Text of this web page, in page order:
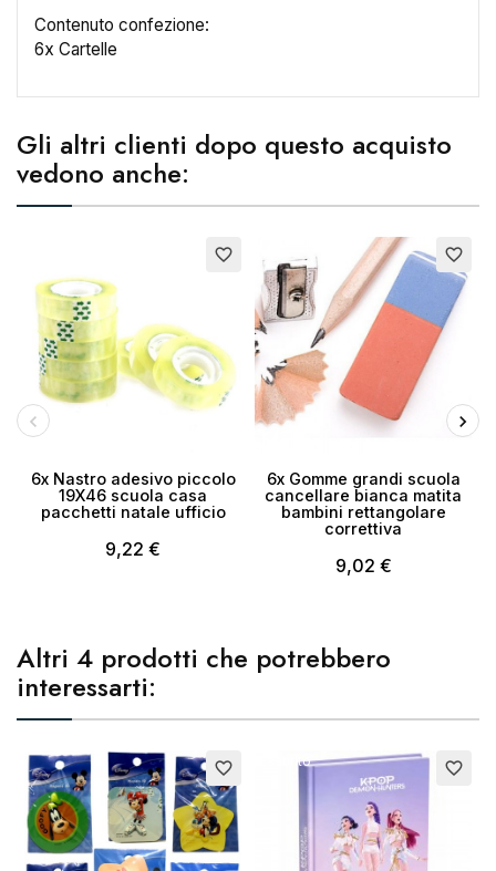
Contenuto confezione:
6x Cartelle
Gli altri clienti dopo questo acquisto
vedono anche:
favorite_border
6x Nastro adesivo piccolo
19X46 scuola casa
pacchetti natale ufficio
9,22 €
favorite_border
6x Gomme grandi scuola
cancellare bianca matita
bambini rettangolare
correttiva
9,02 €
Altri 4 prodotti che potrebbero
interessarti:
favorite_border Esaurito favorite_border